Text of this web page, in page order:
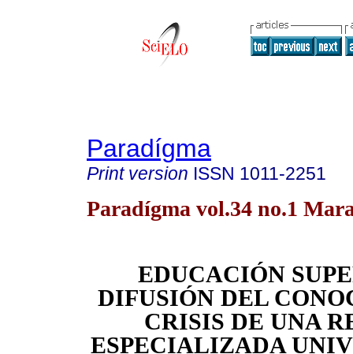
Paradígma
Print version ISSN 1011-2251
Paradígma vol.34 no.1
EDUCACIÓN
DIFUSIÓN DEL
CRISIS DE UNA
ESPECIALIZADA